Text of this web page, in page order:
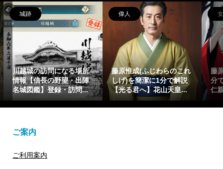
偉人
藤原惟成(ふじわらのこれ
しげ)を簡潔に1分で解説
【光る君へ】花山天皇...
女性
藤原繁子をわかりやすく1
分で解説【光る君へ】懐
仁親王(一条天皇)の乳母
ご案内
ご利用案内